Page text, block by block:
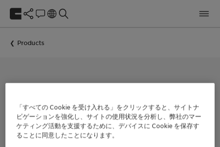
Products
BIOCIDE FOR DRY-FILM PRESERVATION
Nipacide CDI
Nipacide CDI is an aqueous dispersion, dry film fungicide
based on Carbendazim.
「すべての Cookie を受け入れる」をクリックすると、サイトナ
ビゲーションを強化し、サイトの使用状況を分析し、弊社のマー
ケティング活動を支援するために、デバイスに Cookie を保存す
ることに同意したことになります。